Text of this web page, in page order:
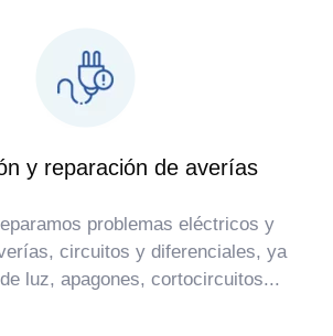
y reparación de averías
problemas eléctricos y
circuitos y diferenciales, ya
luz, apagones, cortocircuitos...